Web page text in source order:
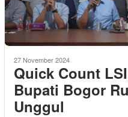
27 November 2024
Quick Count
Bupati Bogor
Unggul